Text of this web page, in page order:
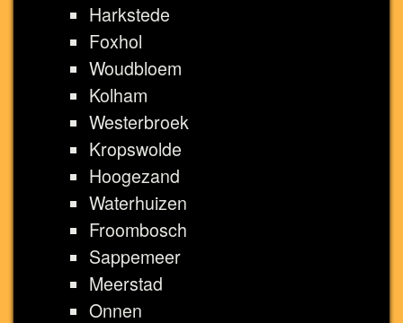
Harkstede
Foxhol
Woudbloem
Kolham
Westerbroek
Kropswolde
Hoogezand
Waterhuizen
Froombosch
Sappemeer
Meerstad
Onnen